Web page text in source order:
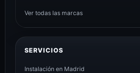
Ver todas las marcas
SERVICIOS
Instalación en Madrid